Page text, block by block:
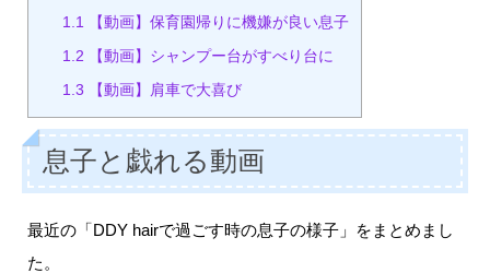
1.1
【動画】保育園帰りに機嫌が良い息子
1.2 【動画】シャンプー台がすべり台に
1.3 【動画】肩車で大喜び
息子と戯れる動画
最近の「DDY hairで過ごす時の息子の様子」をまとめまし
た。